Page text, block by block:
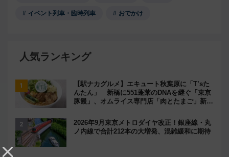
イベント列車・臨時列車 おでかけ
人気ランキング
【駅ナカグルメ】エキュート秋葉原に「T’sた
んたん」 新橋に551蓬莱のDNAを継ぐ「東京
豚饅」、オムライス専門店「肉とたまご」新グ
2026年9月東京メトロダイヤ改正！銀座線・丸
ノ内線で合計212本の大増発、混雑緩和に期待